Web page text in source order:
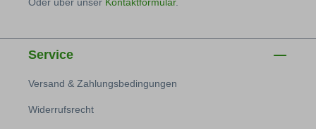
Service
Versand & Zahlungsbedingungen
Widerrufsrecht